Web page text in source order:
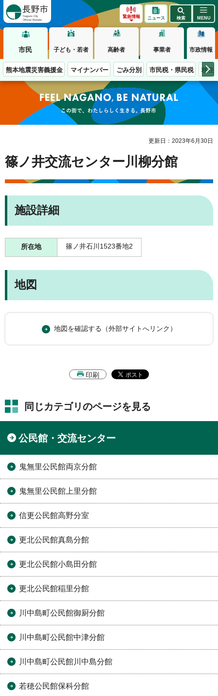
緊急情報 ニュース 検索 MENU
市民 子ども・若者 高齢者 事業者 市政情報
熊本地震災害義援金 マイナンバー ごみ分別 市民税・県民税 移住
この街で、わたしらしく生きる。長野市
更新日：2023年6月30日
篠ノ井交流センター川柳分館
施設詳細
所在地 篠ノ井石川1523番地2
地図
地図を確認する（外部サイトへリンク）
印刷
同じカテゴリのページを見る
公民館・交流センター
鬼無里公民館両京分館
鬼無里公民館上里分館
信更公民館高野分室
更北公民館真島分館
更北公民館小島田分館
更北公民館稲里分館
川中島町公民館御厨分館
川中島町公民館中津分館
川中島町公民館川中島分館
若穂公民館保科分館